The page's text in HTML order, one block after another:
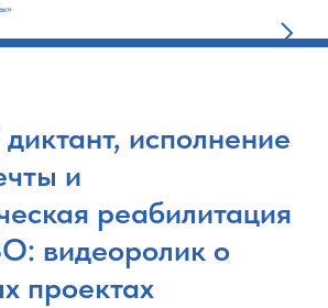
исполнение
и
реабилитация
видеоролик о
проектах